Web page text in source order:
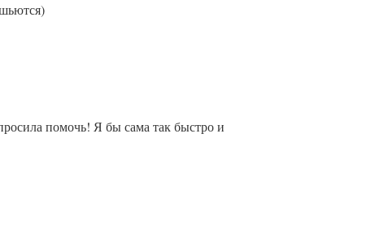
помочь! Я бы сама так быстро и